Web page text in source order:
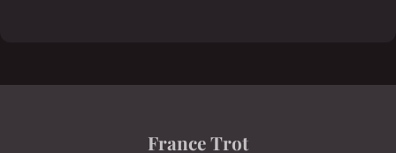
France Trot